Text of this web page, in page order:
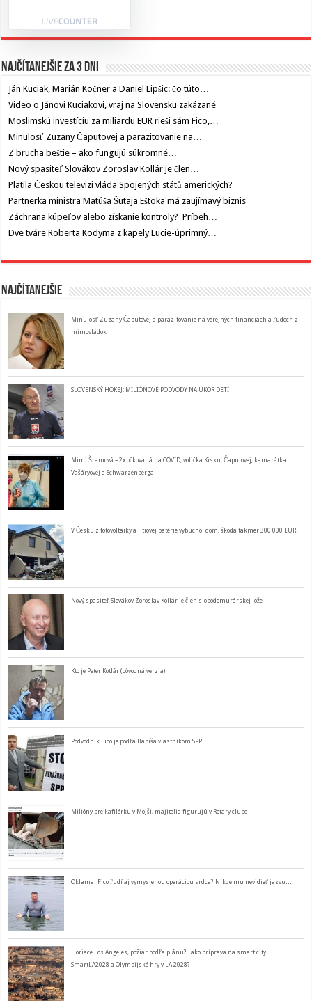
Najčítanejšie za 3 dni
Ján Kuciak, Marián Kočner a Daniel Lipšic: čo túto…
Video o Jánovi Kuciakovi, vraj na Slovensku zakázané
Moslimskú investíciu za miliardu EUR rieši sám Fico,…
Minulosť Zuzany Čaputovej a parazitovanie na…
Z brucha beštie – ako fungujú súkromné…
Nový spasiteľ Slovákov Zoroslav Kollár je člen…
Platila Českou televizi vláda Spojených států amerických?
Partnerka ministra Matúša Šutaja Eštoka má zaujímavý biznis
Záchrana kúpeľov alebo získanie kontroly? Príbeh…
Dve tváre Roberta Kodyma z kapely Lucie-úprimný…
Najčítanejšie
Minulosť Zuzany Čaputovej a parazitovanie na verejných financiách a ľudoch z
mimovládok
SLOVENSKÝ HOKEJ: MILIÓNOVÉ PODVODY NA ÚKOR DETÍ
Mimi Šramová – 2x očkovaná na COVID, volička Kisku, Čaputovej, kamarátka
Vašáryovej a Schwarzenberga
V Česku z fotovoltaiky a lítiovej batérie vybuchol dom, škoda takmer 300 000 EUR
Nový spasiteľ Slovákov Zoroslav Kollár je člen slobodomurárskej lóže
Kto je Peter Kotlár (pôvodná verzia)
Podvodník Fico je podľa Babiša vlastníkom SPP
Milióny pre kafilérku v Mojši, majitelia figurujú v Rotary clube
Oklamal Fico ľudí aj vymyslenou operáciou srdca? Nikde mu nevidieť jazvu…
Horiace Los Angeles, požiar podľa plánu? ..ako príprava na smart city
SmartLA2028 a Olympijské hry v LA 2028?